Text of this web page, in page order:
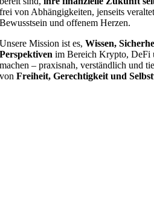
frei von Abhängigkeiten, jenseits
Bewusstsein und offenem Herzen.
Unsere Mission ist es,Wissen,
Perspektiven im Bereich Krypto, DeFi
machen – praxisnah, verständlich und
vonFreiheit, Gerechtigkeit und